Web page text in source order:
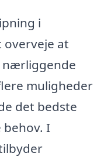
i
at
nærliggende
muligheder
det bedste
I